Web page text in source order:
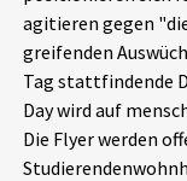
Schlaglichter
Phänomene
agitieren gegen
greifenden
Tag stattfindende
Day wird auf
Die Flyer werden